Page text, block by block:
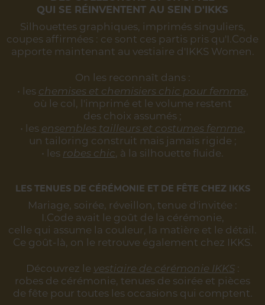
QUI SE RÉINVENTENT AU SEIN D'IKKS
Silhouettes graphiques, imprimés singuliers,
coupes affirmées : ce sont ces partis pris qu'I.Code
apporte maintenant au vestiaire d'IKKS Women.
On les reconnaît dans :
• les chemises et chemisiers chic pour femme,
où le col, l'imprimé et le volume restent
des choix assumés ;
• les ensembles tailleurs et costumes femme,
un tailoring construit mais jamais rigide ;
• les robes chic, à la silhouette fluide.
LES TENUES DE CÉRÉMONIE ET DE FÊTE CHEZ IKKS
Mariage, soirée, réveillon, tenue d'invitée :
I.Code avait le goût de la cérémonie,
celle qui assume la couleur, la matière et le détail.
Ce goût-là, on le retrouve également chez IKKS.
Découvrez le vestiaire de cérémonie IKKS:
robes de cérémonie, tenues de soirée et pièces
de fête pour toutes les occasions qui comptent.